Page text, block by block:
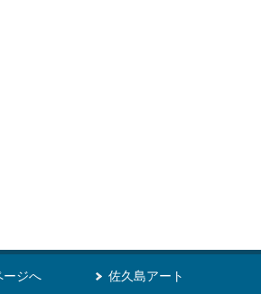
ージへ 佐久島アート